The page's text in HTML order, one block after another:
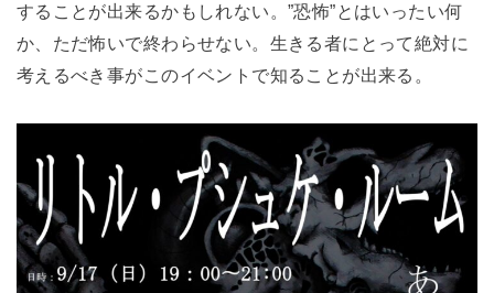
することが出来るかもしれない。”恐怖”とはいったい何
か、ただ怖いで終わらせない。生きる者にとって絶対に
考えるべき事がこのイベントで知ることが出来る。